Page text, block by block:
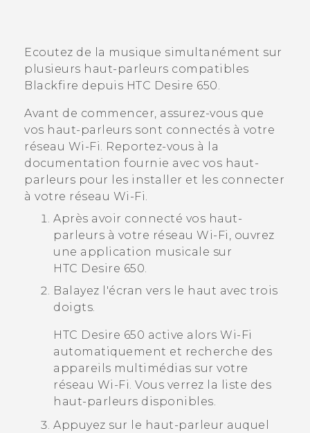
Ecoutez de la musique simultanément sur
plusieurs haut-parleurs compatibles
Blackfire depuis HTC Desire 650.
Avant de commencer, assurez-vous que
vos haut-parleurs sont connectés à votre
réseau Wi‍-Fi. Reportez-vous à la
documentation fournie avec vos haut-
parleurs pour les installer et les connecter
à votre réseau Wi‍-Fi.
Après avoir connecté vos haut-
parleurs à votre réseau Wi‍-Fi , ouvrez
une application musicale sur
HTC Desire 650.
Balayez l'écran vers le haut avec trois
doigts.
HTC Desire 650 active alors Wi‍-Fi
automatiquement et recherche des
appareils multimédias sur votre
réseau Wi‍-Fi. Vous verrez la liste des
haut-parleurs disponibles.
Appuyez sur le haut-parleur auquel